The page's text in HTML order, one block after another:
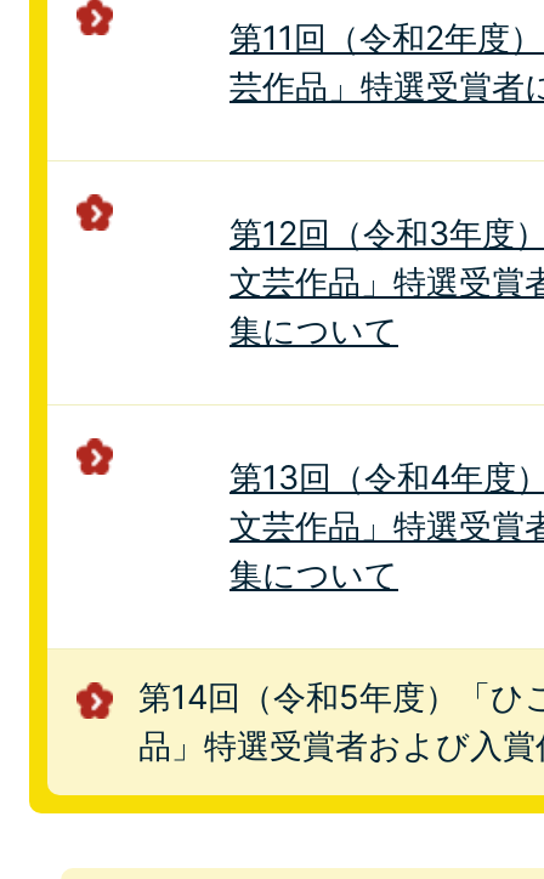
第11回（令和2年度
芸作品」特選受賞者
第12回（令和3年度
文芸作品」特選受賞
集について
第13回（令和4年度
文芸作品」特選受賞
集について
第14回（令和5年度）「ひ
品」特選受賞者および入